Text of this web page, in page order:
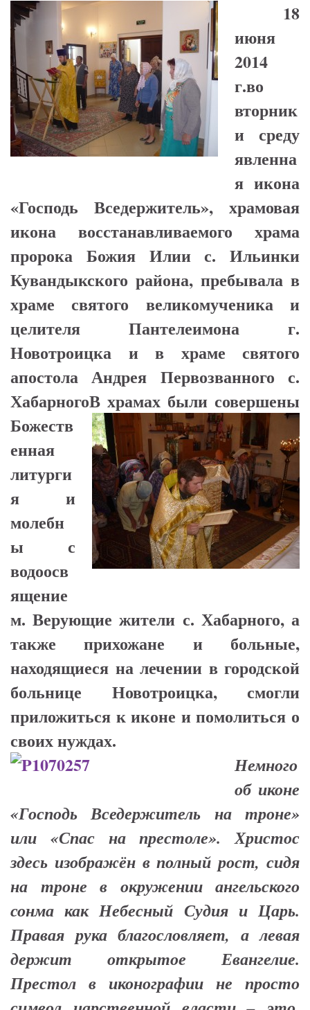
18
июня
2014
г.во
вторник
и среду
явленна
я икона
«Господь Вседержитель», храмовая
икона восстанавливаемого храма
пророка Божия Илии с. Ильинки
Кувандыкского района, пребывала в
храме святого великомученика и
целителя Пантелеимона г.
Новотроицка и в храме святого
апостола Андрея Первозванного с.
ХабарногоВ храмах были совершены
Божеств
енная
литурги
я и
молебн
ы с
водоосв
ящение
м. Верующие жители с. Хабарного, а
также прихожане и больные,
находящиеся на лечении в городской
больнице Новотроицка, смогли
приложиться к иконе и помолиться о
своих нуждах.
Немного
об иконе
«Господь Вседержитель на троне»
или «Спас на престоле». Христос
здесь изображён в полный рост, сидя
на троне в окружении ангельского
сонма как Небесный Судия и Царь.
Правая рука благословляет, а левая
держит открытое Евангелие.
Престол в иконографии не просто